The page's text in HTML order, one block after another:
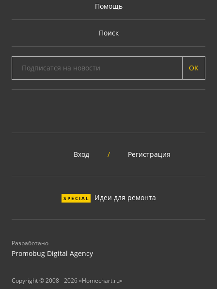
Помощь
Поиск
ОК
Вход / Регистрация
SPECIAL Идеи для ремонта
Разработано
Promobug Digital Agency
Copyright © 2008 - 2026 «Homechart.ru»